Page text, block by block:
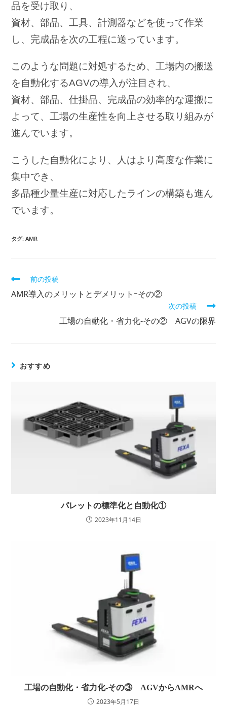
品を受け取り、
資材、部品、工具、計測器などを使って作業
し、完成品を次の工程に送っています。
このような問題に対処するため、工場内の搬送
を自動化するAGVの導入が注目され、
資材、部品、仕掛品、完成品の効率的な運搬に
よって、工場の生産性を向上させる取り組みが
進んでいます。
こうした自動化により、人はより高度な作業に
集中でき、
多品種少量生産に対応したラインの構築も進ん
でいます。
タグ:AMR
そ
他
前の投稿
AMR導入のメリットとデメリットｰその②
次の投稿
工場の自動化・省力化-その② AGVの限界
おすすめ
パレットの標準化と自動化①
2023年11月14日
工場の自動化・省力化-その③ AGVからAMRへ
2023年5月17日